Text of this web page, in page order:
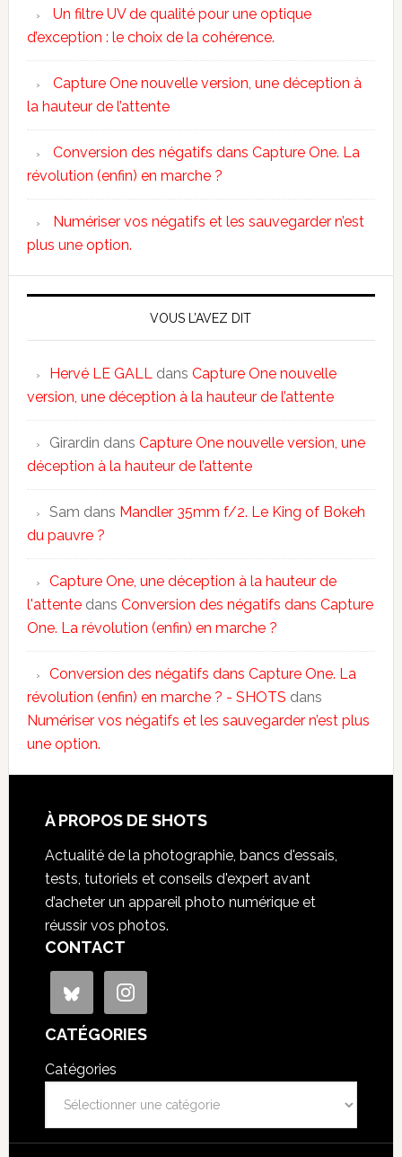
Un filtre UV de qualité pour une optique
d’exception : le choix de la cohérence.
Capture One nouvelle version, une déception à
la hauteur de l’attente
Conversion des négatifs dans Capture One. La
révolution (enfin) en marche ?
Numériser vos négatifs et les sauvegarder n’est
plus une option.
VOUS L’AVEZ DIT
Hervé LE GALL dans Capture One nouvelle
version, une déception à la hauteur de l’attente
Girardin dans Capture One nouvelle version, une
déception à la hauteur de l’attente
Sam dans Mandler 35mm f/2. Le King of Bokeh
du pauvre ?
Capture One, une déception à la hauteur de
l'attentedans Conversion des négatifs dans Capture
One. La révolution (enfin) en marche ?
Conversion des négatifs dans Capture One. La
révolution (enfin) en marche ? - SHOTS dans
Numériser vos négatifs et les sauvegarder n’est plus
une option.
À PROPOS DE SHOTS
Actualité de la photographie, bancs d'essais,
tests, tutoriels et conseils d'expert avant
d’acheter un appareil photo numérique et
réussir vos photos.
CONTACT
CATÉGORIES
Catégories